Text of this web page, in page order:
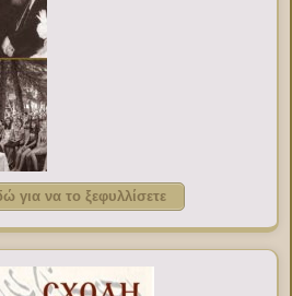
για να το ξεφυλλίσετε